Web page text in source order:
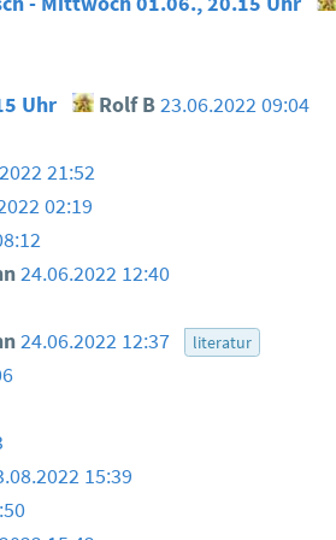
Uhr Rolf B23.06.2022 09:04
21:52
02:19
24.06.2022 12:40
24.06.2022 12:37 literatur
15:39